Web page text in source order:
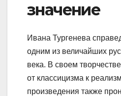
значение
Ивана Тургенева
одним из величайших
века. В своем
от классицизма к
произведения также